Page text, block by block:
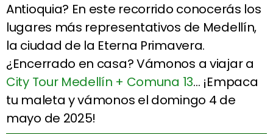
Antioquia? En este recorrido conocerás los
lugares más representativos de Medellín,
la ciudad de la Eterna Primavera.
¿Encerrado en casa? Vámonos a viajar a
City Tour Medellín + Comuna 13… ¡Empaca
tu maleta y vámonos el domingo 4 de
mayo de 2025!